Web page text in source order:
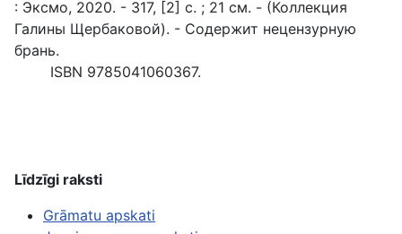
: Эксмо, 2020. - 317, [2] с. ; 21 см. - (Коллекция
Галины Щербаковой). - Содержит нецензурную
брань.
ISBN 9785041060367.
Līdzīgi raksti
Grāmatu apskati